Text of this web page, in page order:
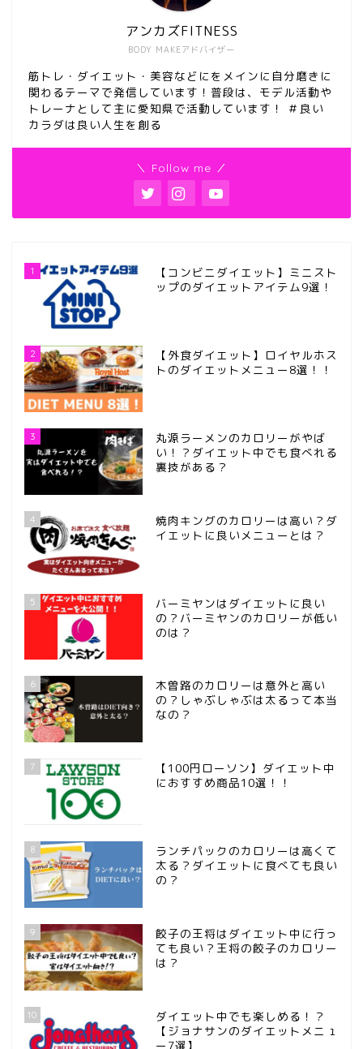
BODY MAKEアドバイザー
アンカズFITNESS
筋トレ・ダイエット・美容などにをメインに自分磨きに
関わるテーマで発信しています！普段は、モデル活動や
トレーナとして主に愛知県で活動しています！ ＃良い
カラダは良い人生を創る
＼ Follow me ／
1
【コンビニダイエット】ミニスト
ップのダイエットアイテム9選！
2
【外食ダイエット】ロイヤルホス
トのダイエットメニュー8選！！
3
丸源ラーメンのカロリーがやば
い！？ダイエット中でも食べれる
裏技がある？
4
焼肉キングのカロリーは高い？ダ
イエットに良いメニューとは？
5
バーミヤンはダイエットに良い
の？バーミヤンのカロリーが低い
のは？
6
木曽路のカロリーは意外と高い
の？しゃぶしゃぶは太るって本当
なの？
7
【100円ローソン】ダイエット中
におすすめ商品10選！！
8
ランチパックのカロリーは高くて
太る？ダイエットに食べても良い
の？
9
餃子の王将はダイエット中に行っ
ても良い？王将の餃子のカロリー
は？
10
ダイエット中でも楽しめる！？
【ジョナサンのダイエットメニュ
ー7選】
サンプルページ